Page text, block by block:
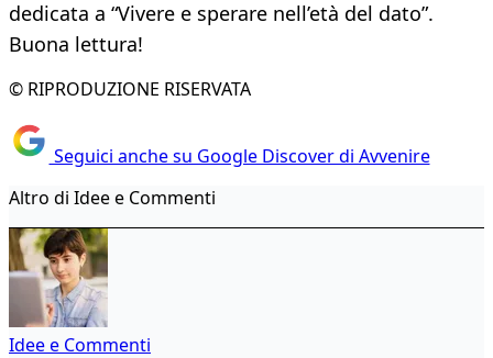
dedicata a “Vivere e sperare nell’età del dato”.
Buona lettura!
© RIPRODUZIONE RISERVATA
Seguici anche su Google Discover di Avvenire
Altro di Idee e Commenti
Idee e Commenti